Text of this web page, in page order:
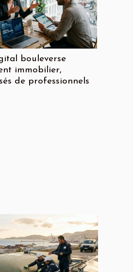
bouleverse
immobilier,
de professionnels